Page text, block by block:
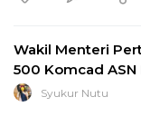
Wakil Menteri
500 Komcad
Syukur Nutu